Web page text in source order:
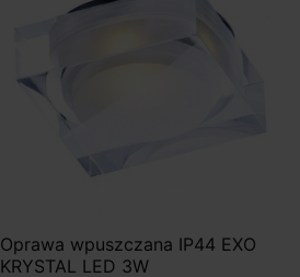
Oprawa wpuszczana IP44 EXO
KRYSTAL LED 3W